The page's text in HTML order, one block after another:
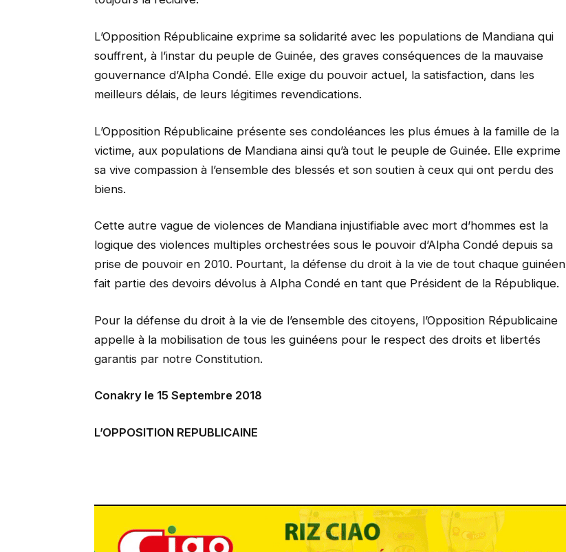
L’Opposition Républicaine exprime sa solidarité avec les populations de Mandiana qui
souffrent, à l’instar du peuple de Guinée, des graves conséquences de la mauvaise
gouvernance d’Alpha Condé. Elle exige du pouvoir actuel, la satisfaction, dans les
meilleurs délais, de leurs légitimes revendications.
L’Opposition Républicaine présente ses condoléances les plus émues à la famille de la
victime, aux populations de Mandiana ainsi qu’à tout le peuple de Guinée. Elle exprime
sa vive compassion à l’ensemble des blessés et son soutien à ceux qui ont perdu des
biens.
Cette autre vague de violences de Mandiana injustifiable avec mort d’hommes est la
logique des violences multiples orchestrées sous le pouvoir d’Alpha Condé depuis sa
prise de pouvoir en 2010. Pourtant, la défense du droit à la vie de tout chaque guinéen
fait partie des devoirs dévolus à Alpha Condé en tant que Président de la République.
Pour la défense du droit à la vie de l’ensemble des citoyens, l’Opposition Républicaine
appelle à la mobilisation de tous les guinéens pour le respect des droits et libertés
garantis par notre Constitution.
Conakry le 15 Septembre 2018
L’OPPOSITION REPUBLICAINE